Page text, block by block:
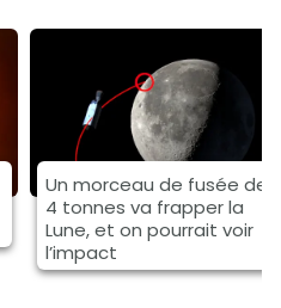
Un morceau de fusée de
4 tonnes va frapper la
Lune, et on pourrait voir
l’impact